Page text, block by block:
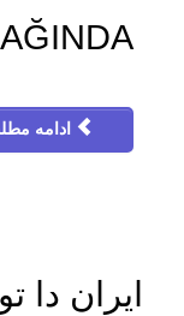
ادامه
ایران دا